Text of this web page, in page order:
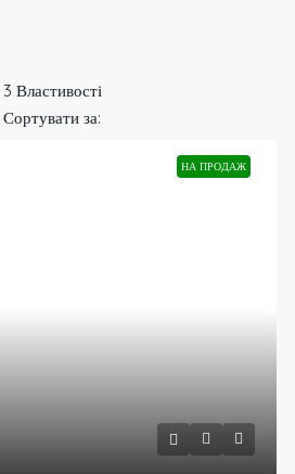
3 Властивості
Сортувати за:
НА ПРОДАЖ